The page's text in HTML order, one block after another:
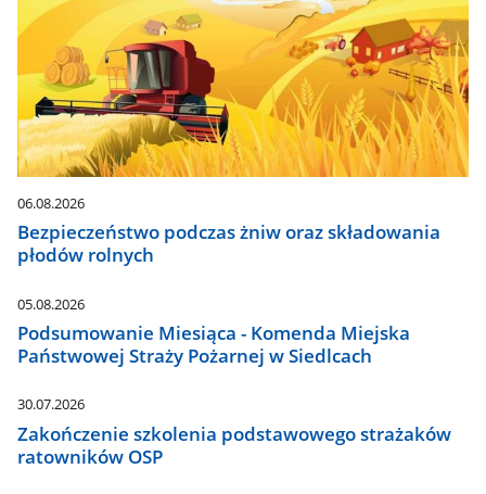
06.08.2026
Bezpieczeństwo podczas żniw oraz składowania
płodów rolnych
05.08.2026
Podsumowanie Miesiąca - Komenda Miejska
Państwowej Straży Pożarnej w Siedlcach
30.07.2026
Zakończenie szkolenia podstawowego strażaków
ratowników OSP